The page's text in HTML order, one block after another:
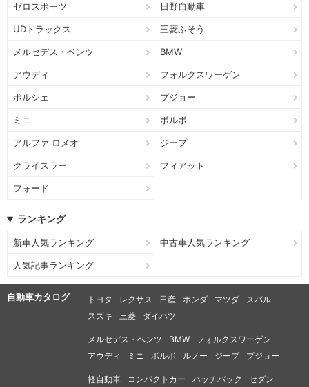
ゼロスポーツ 日野自動車
UDトラックス 三菱ふそう
メルセデス・ベンツ BMW
アウディ フォルクスワーゲン
ポルシェ プジョー
ミニ ボルボ
アルファ ロメオ ジープ
クライスラー フィアット
フォード
ランキング
新車人気ランキング 中古車人気ランキング
人気記事ランキング
自動車カタログ トヨタ レクサス 日産 ホンダ マツダ
スバル
スズキ
三菱 ダイハツ
メルセデス・ベンツ BMW
フォルクスワーゲン
アウディ
ミニ ボルボ ルノー ジープ プジョー
軽自動車 コンパクトカー ハッチバック
セダン